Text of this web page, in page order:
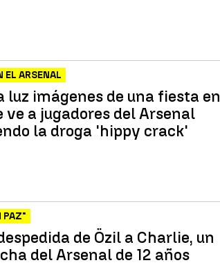
EL ARSENAL
luz imágenes de una fiesta en
ve a jugadores del Arsenal
la droga 'hippy crack'
PAZ"
de Özil a Charlie, un
del Arsenal de 12 años